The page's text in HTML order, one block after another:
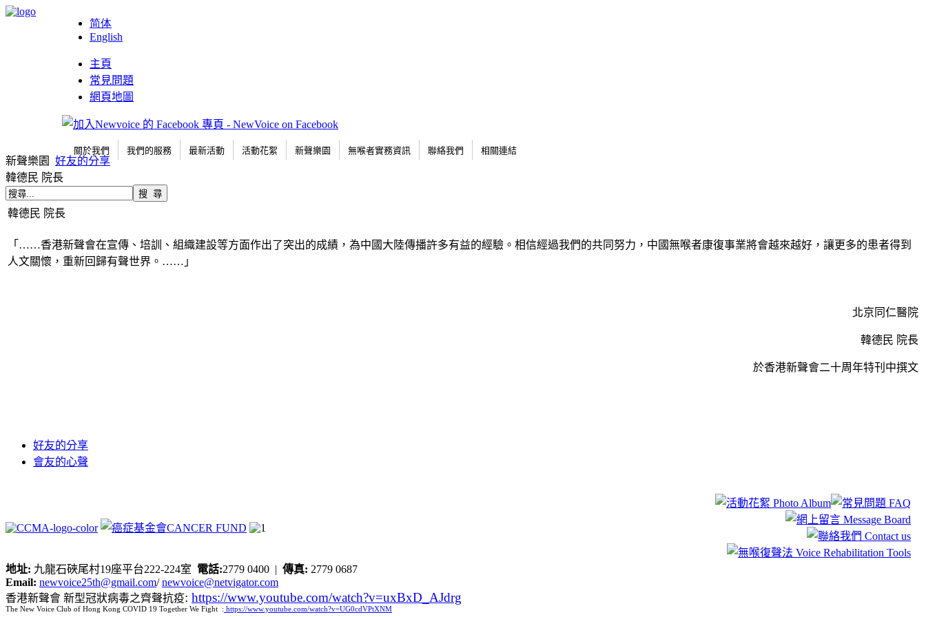
简体
English
主頁
常見問題
網頁地圖
關於我們 我們的服務 最新活動 活動花絮 新聲樂園 無喉者實務資訊 聯絡我們 相關連結
新聲樂園
好友的分享
韓德民 院長
韓德民 院長
「……香港新聲會在宣傳、培訓、組織建設等方面作出了突出的成績，為中國大陸傳播許多有益的經驗。相信經過我們的共同努力，中國無喉者康復事業將會越來越好，讓更多的患者得到
人文關懷，重新回歸有聲世界。……」
北京同仁醫院
韓德民 院長
於香港新聲會二十周年特刊中撰文
好友的分享
會友的心聲
地址: 九龍石硤尾村19座平台222-224室 電話:2779 0400 | 傳真: 2779 0687
Email: newvoice25th@gmail.com/newvoice@netvigator.com
香港新聲會 新型冠狀病毒之齊聲抗疫: https://www.youtube.com/watch?v=uxBxD_AJdrg
The New Voice Club of Hong Kong COVID 19 Together We Fight : https://www.youtube.com/watch?v=UG0cdVPtXNM